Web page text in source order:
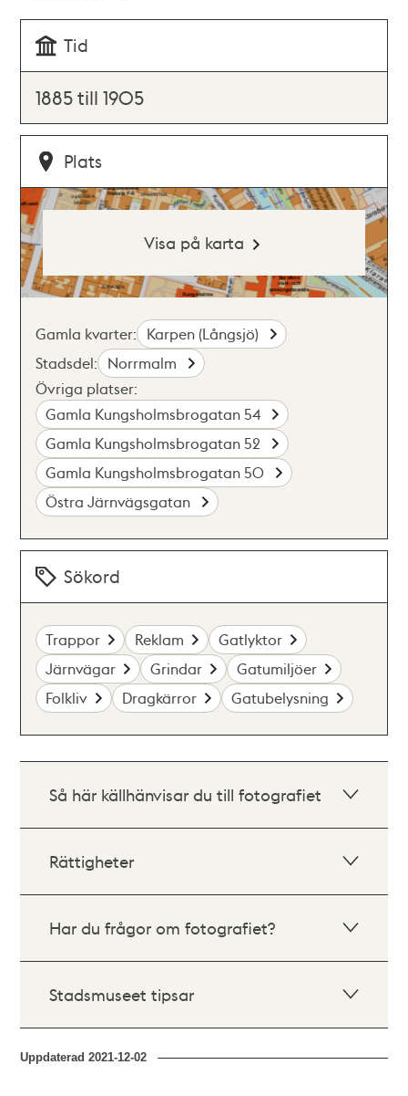
Tid
1885 till 1905
Plats
Visa på karta
Gamla kvarter: Karpen (Långsjö)
Stadsdel: Norrmalm
Övriga platser:
Gamla Kungsholmsbrogatan 54
Gamla Kungsholmsbrogatan 52
Gamla Kungsholmsbrogatan 50
Östra Järnvägsgatan
Sökord
Trappor Reklam
Gatlyktor
Järnvägar
Grindar
Gatumiljöer
Folkliv
Dragkärror Gatubelysning
Så här källhänvisar du till fotografiet
Rättigheter
Har du frågor om fotografiet?
Stadsmuseet tipsar
Uppdaterad2021-12-02